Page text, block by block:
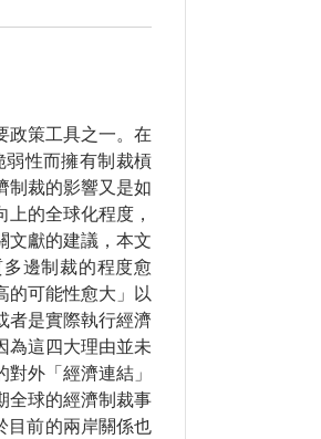
政策工具之一。在
性而擁有制裁槓
制裁的影響又是如
的全球化程度，
文獻的建議，本文
邊制裁的程度愈
的可能性愈大」以
者是實際執行經濟
為這四大理由並未
外「經濟連結」
全球的經濟制裁事
目前的兩岸關係也